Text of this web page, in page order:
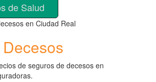
de Salud
de seguros de decesos en